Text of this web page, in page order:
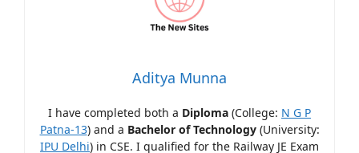
Aditya Munna
I have completed both a Diploma (College: N G P
Patna-13) and a Bachelor of Technology(University:
IPU Delhi) in CSE. I qualified for the Railway JE Exam